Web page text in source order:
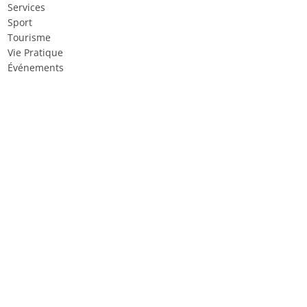
Services
Sport
Tourisme
Vie Pratique
Événements